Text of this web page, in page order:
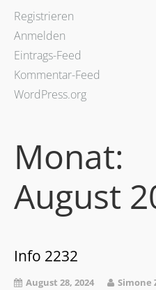
Registrieren
Anmelden
Eintrags-Feed
Kommentar-Feed
WordPress.org
Monat:
August
Info 2232
August 28, 2024 Simone